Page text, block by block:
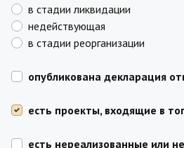
в стадии ликвидации
недействующая
в стадии реорганизации
опубликована декларация
есть проекты, входящие в
есть нереализованные или